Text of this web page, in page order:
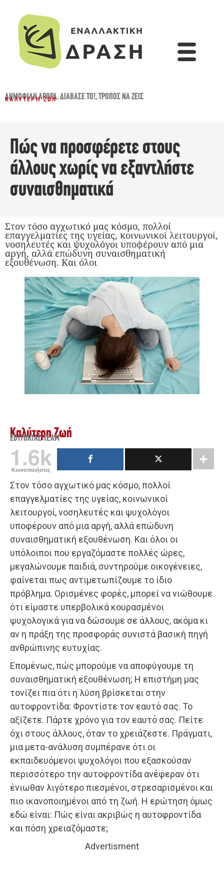
ΔΗΜΟΦΙΛΉ ΆΡΘΡΑ,ΔΙΆΒΑΣΈ ΤΟ!,ΤΡΌΠΟΣ ΝΑ ΖΕΙΣ
ΚΑΛΎΤΕΡΗ ΖΩΉ
Πώς να προσφέρετε στους
άλλους χωρίς να εξαντλήστε
συναισθηματικά
Στον τόσο αγχωτικό μας κόσμο, πολλοί
επαγγελματίες της υγείας, κοινωνικοί λειτουργοί,
νοσηλευτές και ψυχολόγοι υποφέρουν από μια
αργή, αλλά επώδυνη συναισθηματική
εξουθένωση. Και όλοι
Καλύτερη Ζωή
EDITORIAL TEAM
1.6k
Κοινοποιήσεις
Στον τόσο αγχωτικό μας κόσμο, πολλοί
επαγγελματίες της υγείας, κοινωνικοί
λειτουργοί, νοσηλευτές και ψυχολόγοι
υποφέρουν από μια αργή, αλλά επώδυνη
συναισθηματική εξουθένωση. Και όλοι οι
υπόλοιποι που εργαζόμαστε πολλές ώρες,
μεγαλώνουμε παιδιά, συντηρούμε οικογένειες,
φαίνεται πως αντιμετωπίζουμε το ίδιο
πρόβλημα. Ορισμένες φορές, μπορεί να νιώθουμε
ότι είμαστε υπερβολικά κουρασμένοι
ψυχολογικά για να δώσουμε σε άλλους, ακόμα κι
αν η πράξη της προσφοράς συνιστά βασική πηγή
ανθρώπινης ευτυχίας.
Επομένως, πώς μπορούμε να αποφύγουμε τη
συναισθηματική εξουθένωση; Η επιστήμη μας
τονίζει πια ότι η λύση βρίσκεται στην
αυτοφροντίδα: Φροντίστε τον εαυτό σας. Το
αξίζετε. Πάρτε χρόνο για τον εαυτό σας. Πείτε
όχι στους άλλους, όταν το χρειάζεστε. Πράγματι,
μια μετα-ανάλυση συμπέρανε ότι οι
εκπαιδευόμενοι ψυχολόγοι που εξασκούσαν
περισσότερο την αυτοφροντίδα ανέφεραν ότι
ένιωθαν λιγότερο πιεσμένοι, στρεσαρισμένοι και
πιο ικανοποιημένοι από τη ζωή. Η ερώτηση όμως
εδώ είναι: Πώς είναι ακριβώς η αυτοφροντίδα
και πόση χρειαζόμαστε;
Advertisment